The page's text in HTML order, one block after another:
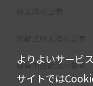
厨房用自動消火装置
よりよいサービ
サイトでは